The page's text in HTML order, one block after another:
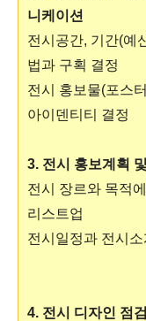
니케이션
전시공간, 기간(예
법과 구획 결정
전시 홍보물(포스
아이덴티티 결정
3. 전시 홍보계획
전시 장르와 목적
리스트업
전시일정과 전시
4. 전시 디자인 점검